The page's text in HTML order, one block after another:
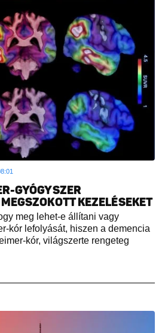
GYÓGYSZER
KEZELÉSEKET
meg lehet-e állítani vagy
kór lefolyását, hiszen a demencia
kór, világszerte rengeteg